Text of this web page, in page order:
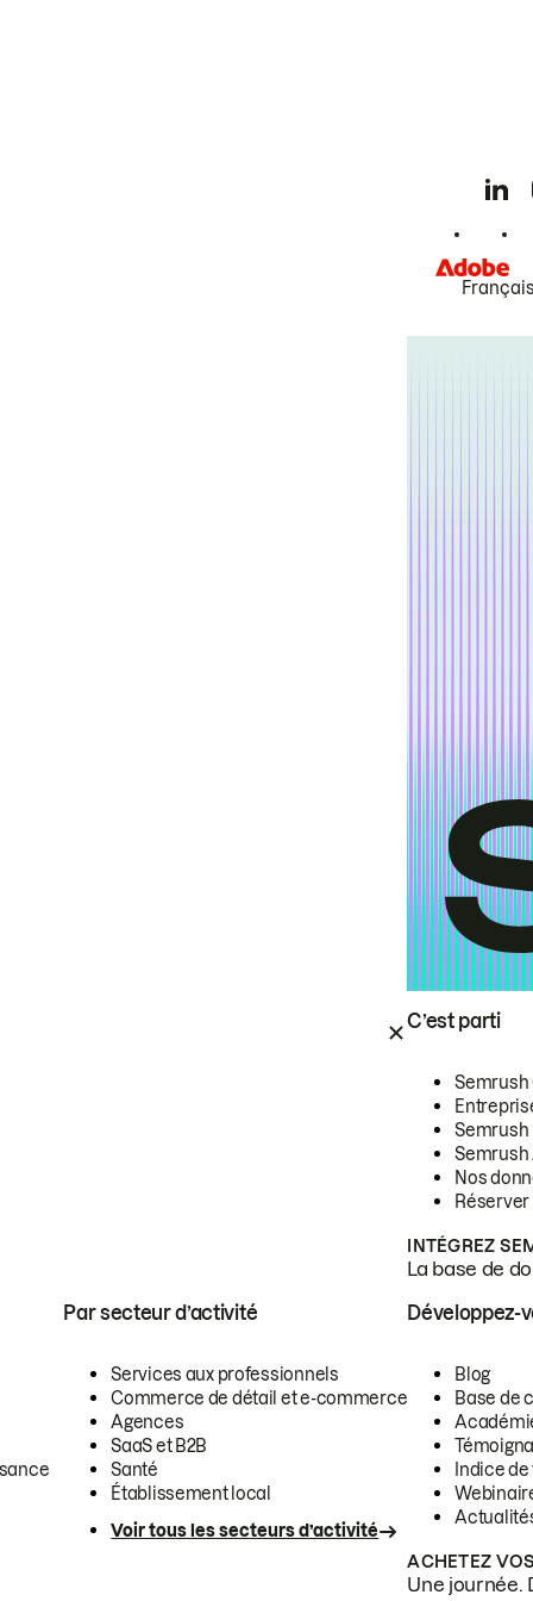
C’est parti
Semrush
Semrush
Semrush
Nos
INTÉGREZ
La base de
Par secteur d’activité
Services aux professionnels
Commerce de détail et e-commerce
Agences
SaaS et B2B
Santé
Établissement local
Voir tous les secteurs d’activité
Développez-
Blog
Base de
Indice
ACHETEZ
Une journée.